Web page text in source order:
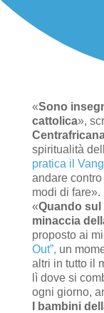
«Sono
cattolica»,
spiritualità
pratica il
andare
modi di fare».
«Quando sul
minaccia
proposto ai
Out”, un
altri in tutto il
lì dove si
ogni giorno,
I bambini